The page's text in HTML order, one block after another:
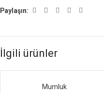
Paylaşın:
İlgili ürünler
Mumluk